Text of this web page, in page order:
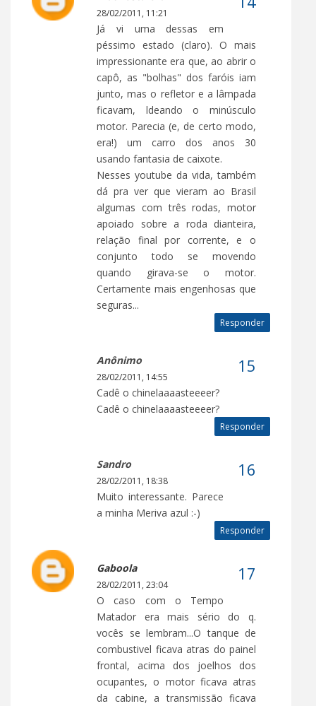
28/02/2011, 11:21
Já vi uma dessas em
péssimo estado (claro). O mais
impressionante era que, ao abrir o
capô, as "bolhas" dos faróis iam
junto, mas o refletor e a lâmpada
ficavam, ldeando o minúsculo
motor. Parecia (e, de certo modo,
era!) um carro dos anos 30
usando fantasia de caixote.
Nesses youtube da vida, também
dá pra ver que vieram ao Brasil
algumas com três rodas, motor
apoiado sobre a roda dianteira,
relação final por corrente, e o
conjunto todo se movendo
quando girava-se o motor.
Certamente mais engenhosas que
seguras...
Responder
Anônimo
28/02/2011, 14:55
Cadê o chinelaaaasteeeer?
Cadê o chinelaaaasteeeer?
Responder
Sandro
28/02/2011, 18:38
Muito interessante. Parece
a minha Meriva azul :-)
Responder
Gaboola
28/02/2011, 23:04
O caso com o Tempo
Matador era mais sério do q.
vocês se lembram...O tanque de
combustivel ficava atras do painel
frontal, acima dos joelhos dos
ocupantes, o motor ficava atras
da cabine, a transmissão ficava